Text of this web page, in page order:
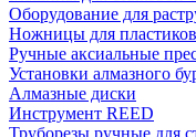
Оборудование для
Ножницы для
Ручные аксиальные
Установки алмазного
Алмазные диски
Инструмент REED
Труборезы ручные для